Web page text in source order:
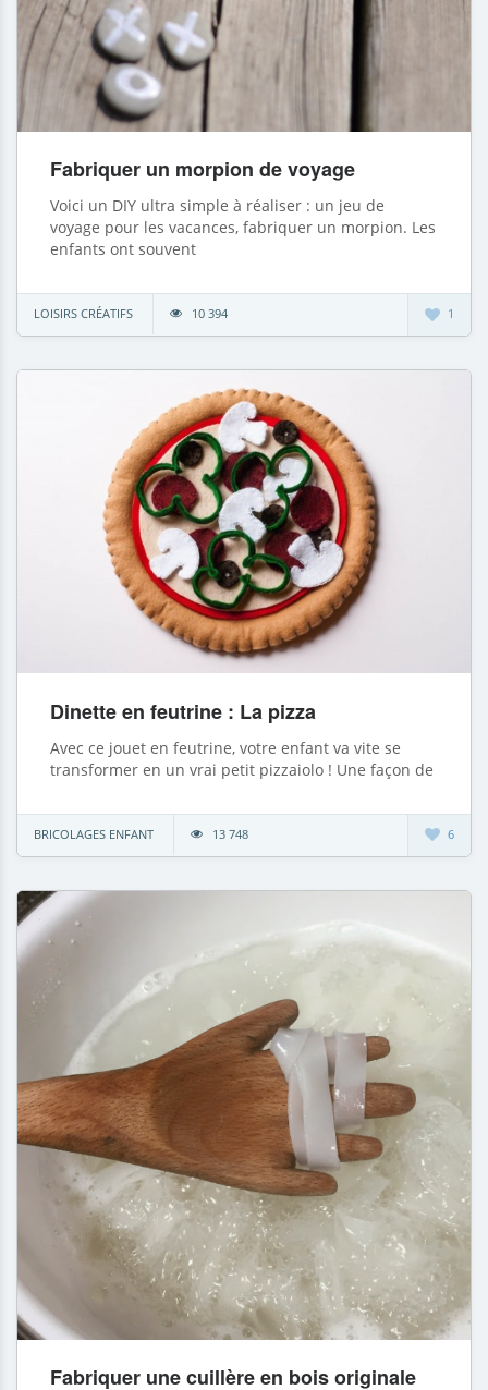
Fabriquer un morpion de voyage
Voici un DIY ultra simple à réaliser : un jeu de
voyage pour les vacances, fabriquer un morpion. Les
enfants ont souvent
LOISIRS CRÉATIFS 10 394 1
Dinette en feutrine : La pizza
Avec ce jouet en feutrine, votre enfant va vite se
transformer en un vrai petit pizzaiolo ! Une façon de
BRICOLAGES ENFANT 13 748 6
Fabriquer une cuillère en bois originale